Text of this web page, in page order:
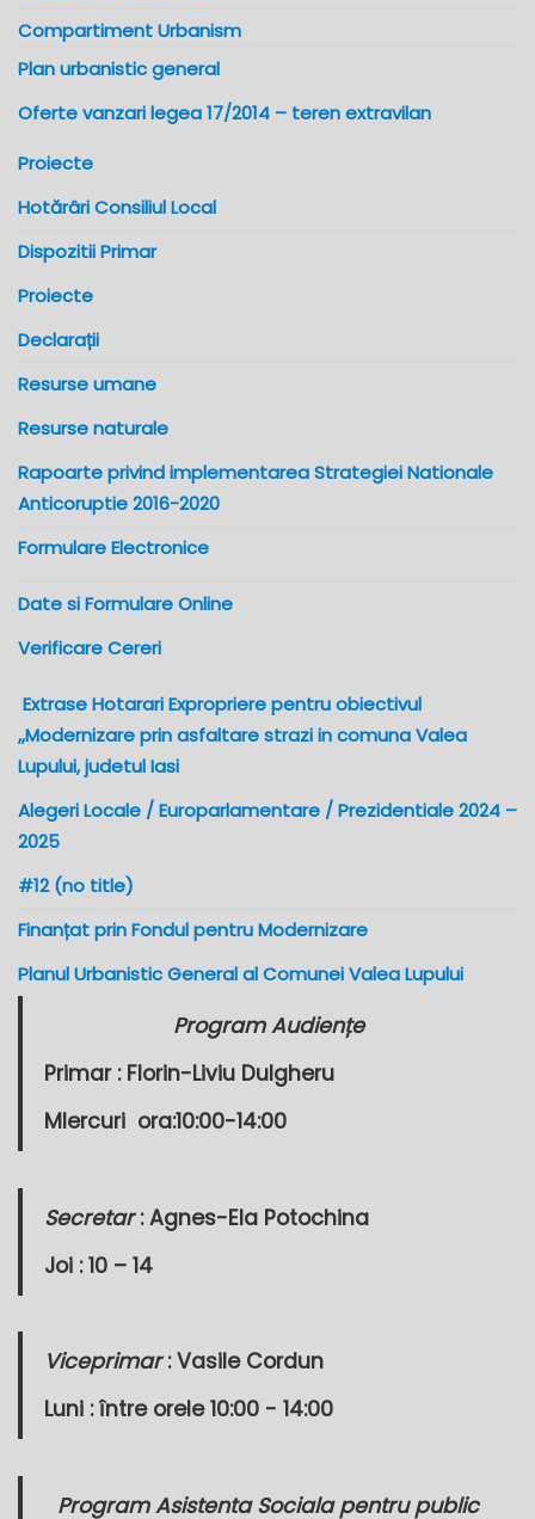
Compartiment Urbanism
Plan urbanistic general
Oferte vanzari legea 17/2014 – teren extravilan
Proiecte
Hotărâri Consiliul Local
Dispozitii Primar
Proiecte
Declarații
Resurse umane
Resurse naturale
Rapoarte privind implementarea Strategiei Nationale
Anticoruptie 2016-2020
Formulare Electronice
Date si Formulare Online
Verificare Cereri
Extrase Hotarari Expropriere pentru obiectivul
,,Modernizare prin asfaltare strazi in comuna Valea
Lupului, judetul Iasi
Alegeri Locale / Europarlamentare / Prezidentiale 2024 –
2025
#12 (no title)
Finanțat prin Fondul pentru Modernizare
Planul Urbanistic General al Comunei Valea Lupului
Program Audiențe
Primar :Florin-Liviu Dulgheru
MIercuri ora:10:00-14:00
Secretar: Agnes-Ela Potochina
Joi : 10 – 14
Viceprimar: Vasile Cordun
Luni : între orele 10:00 - 14:00
Program Asistenta Sociala pentru public